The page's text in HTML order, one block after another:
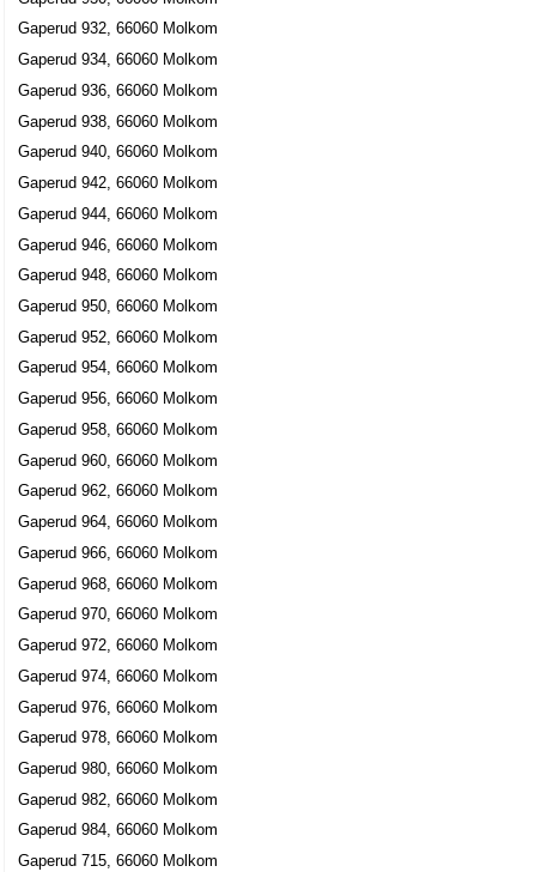
Gaperud 932, 66060 Molkom
Gaperud 934, 66060 Molkom
Gaperud 936, 66060 Molkom
Gaperud 938, 66060 Molkom
Gaperud 940, 66060 Molkom
Gaperud 942, 66060 Molkom
Gaperud 944, 66060 Molkom
Gaperud 946, 66060 Molkom
Gaperud 948, 66060 Molkom
Gaperud 950, 66060 Molkom
Gaperud 952, 66060 Molkom
Gaperud 954, 66060 Molkom
Gaperud 956, 66060 Molkom
Gaperud 958, 66060 Molkom
Gaperud 960, 66060 Molkom
Gaperud 962, 66060 Molkom
Gaperud 964, 66060 Molkom
Gaperud 966, 66060 Molkom
Gaperud 968, 66060 Molkom
Gaperud 970, 66060 Molkom
Gaperud 972, 66060 Molkom
Gaperud 974, 66060 Molkom
Gaperud 976, 66060 Molkom
Gaperud 978, 66060 Molkom
Gaperud 980, 66060 Molkom
Gaperud 982, 66060 Molkom
Gaperud 984, 66060 Molkom
Gaperud 715, 66060 Molkom